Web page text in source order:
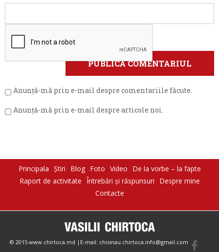
Anunță-mă prin e-mail despre comentariile făcute.
Anunță-mă prin e-mail despre articole noi.
Principala Știri Blog Foto Video
De la vorbe – la fapte
Raport de activitate Întrebări şi răspunsuri
Despre mine
Contacte
© 2015 www.chirtoca.md |E-mail: chisinau.chirtoca.info@gmail.com